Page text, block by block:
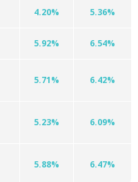
4.20% 5.36%
5.92% 6.54%
5.71% 6.42%
5.23% 6.09%
5.88% 6.47%